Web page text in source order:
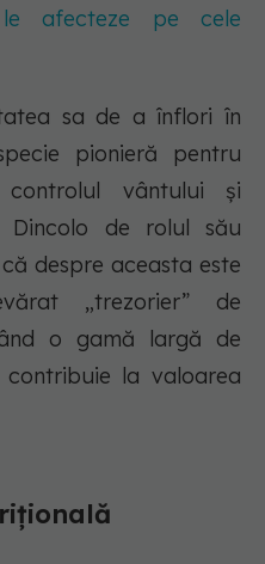
afecteze pe cele
sa de a înflori în
pionieră pentru
controlul vântului și
Dincolo de rolul său
despre aceasta este
„trezorier” de
o gamă largă de
la valoarea